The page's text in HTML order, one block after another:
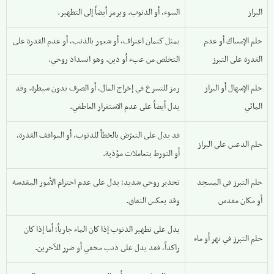
البراز
السوء، أو الذنوب. ويرمز أيضاً إلى التطهير.
حلم الإمساك أو عدم
القدرة على التبرز
يمثل كتمان اعتراف، أو شعور بالذنب، أو عدم القدرة على
التخلص من عبء أو دين. وهو انسداد روحي.
حلم الإسهال أو البراز
المائي
رمز للتسرع في إخراج المال، أو الصرف بدون سيطرة. وقد
يدل أيضاً على عدم الاستقرار العاطفي.
حلم الدعس على البراز
قد يدل على التعرّض بالخطأ للذنوب، أو المواقف القذرة،
أو التورط بتعاملات مؤذية.
حلم التبرز في المسجد
أو مكان مقدس
تحذير روحي شديد؛ يدل على عدم احترام الأمور المقدسة
وقد يعكس النفاق.
حلم التبرز في نهر أو ماء
يدل على تطهير الذنوب إذا كان الماء جارياً؛ أما إذا كان
راكداً، فقد يدل على ذنب مخفي أو ضرر للآخرين.